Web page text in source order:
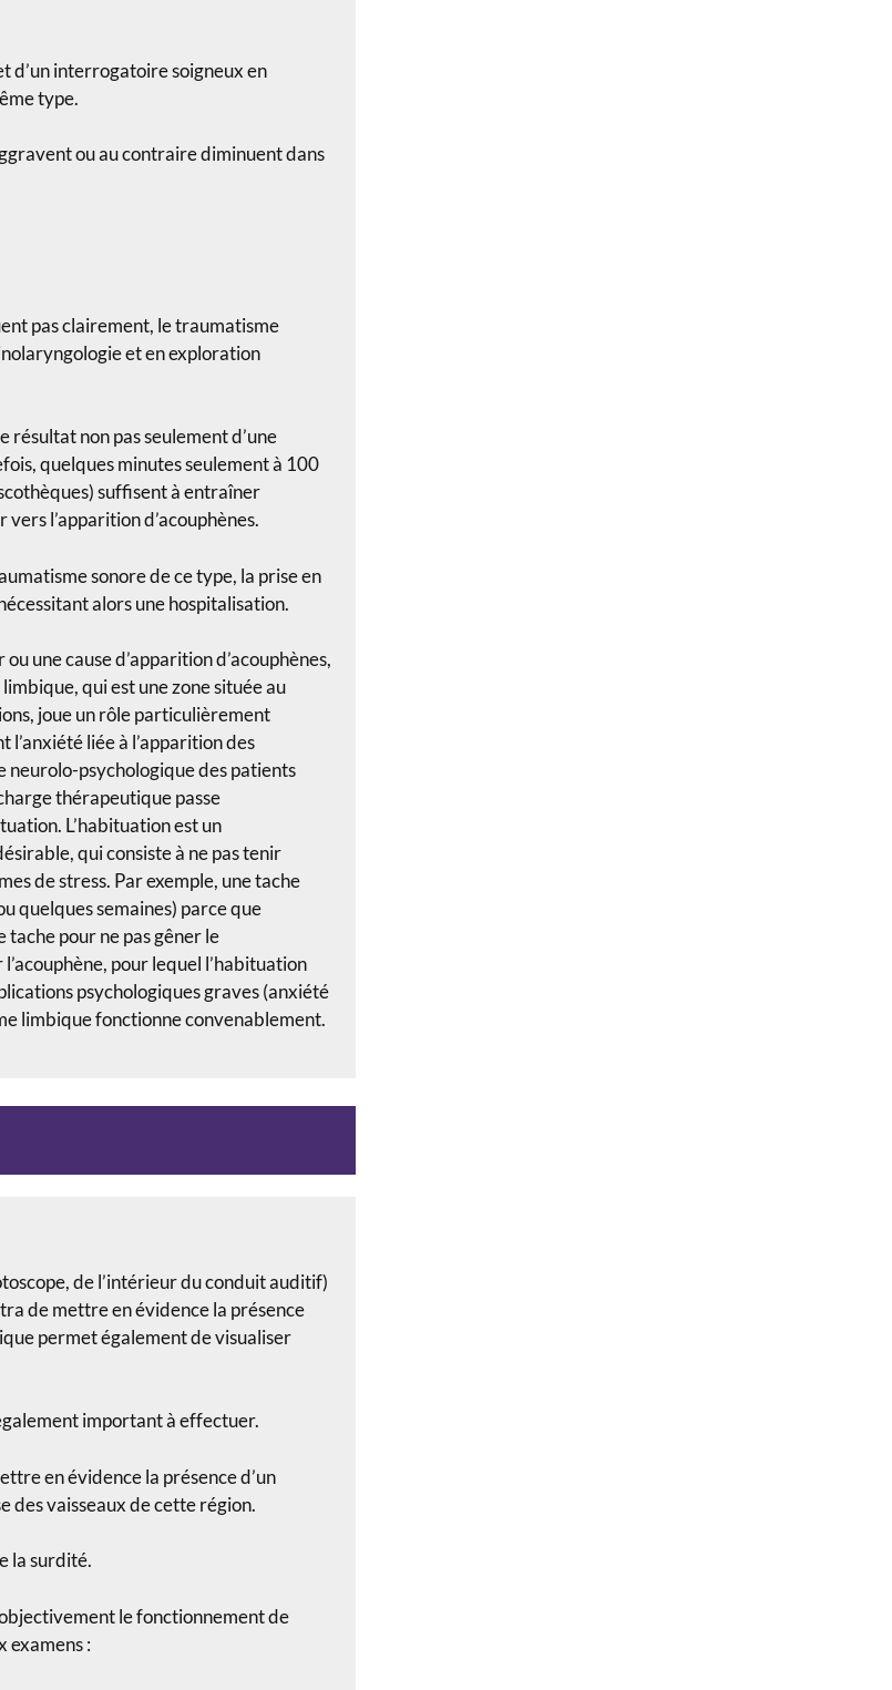
d’un interrogatoire soigneux en
type.
ou au contraire diminuent dans
pas clairement, le traumatisme
et en exploration
résultat non pas seulement d’une
quelques minutes seulement à 100
suffisent à entraîner
l’apparition d’acouphènes.
sonore de ce type, la prise en
alors une hospitalisation.
une cause d’apparition d’acouphènes,
qui est une zone située au
joue un rôle particulièrement
liée à l’apparition des
neurolo-psychologique des patients
thérapeutique passe
L’habituation est un
qui consiste à ne pas tenir
de stress. Par exemple, une tache
quelques semaines) parce que
pour ne pas gêner le
pour lequel l’habituation
psychologiques graves (anxiété
limbique fonctionne convenablement.
de l’intérieur du conduit auditif)
de mettre en évidence la présence
permet également de visualiser
important à effectuer.
en évidence la présence d’un
des vaisseaux de cette région.
la surdité.
le fonctionnement de
examens :